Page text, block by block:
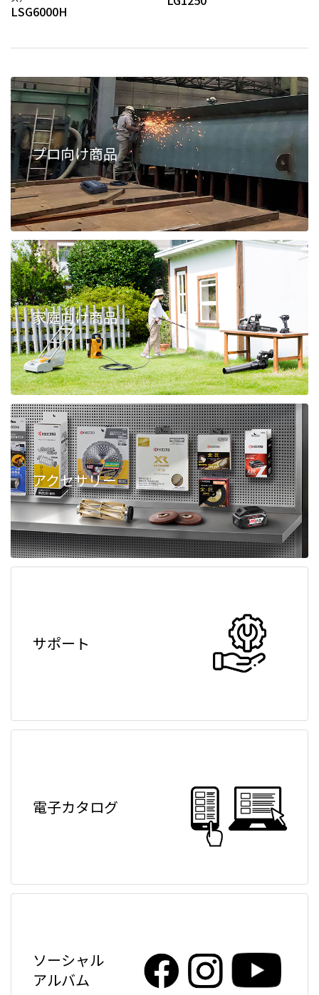
LSG6000H
プロ向け商品
家庭向け商品
アクセサリー
サポート
電子カタログ
ソーシャル
アルバム